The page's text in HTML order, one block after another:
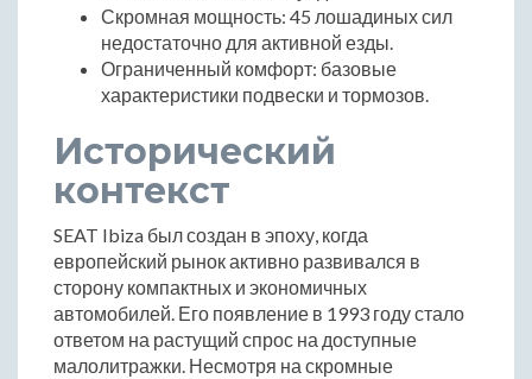
Скромная мощность: 45 лошадиных сил
недостаточно для активной езды.
Ограниченный комфорт: базовые
характеристики подвески и тормозов.
Исторический
контекст
SEAT Ibiza был создан в эпоху, когда
европейский рынок активно развивался в
сторону компактных и экономичных
автомобилей. Его появление в 1993 году стало
ответом на растущий спрос на доступные
малолитражки. Несмотря на скромные